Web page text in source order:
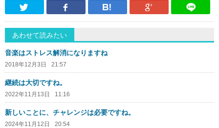
Twitter Facebook はてなブックマーク
Google
あわせて読みたい
音楽はストレス解消になりますね
2018年12月3日 21:57
継続は大切ですね。
2022年11月13日 11:16
新しいことに、チャレンジは必要ですね。
2024年11月12日 20:54